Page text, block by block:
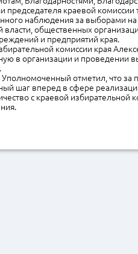
председателя краевой
наблюдения за выборами на
власти, общественных
и предприятий края.
комиссии края
в организации и проведении
отметил, что за
шаг вперед в сфере
с краевой избирательной